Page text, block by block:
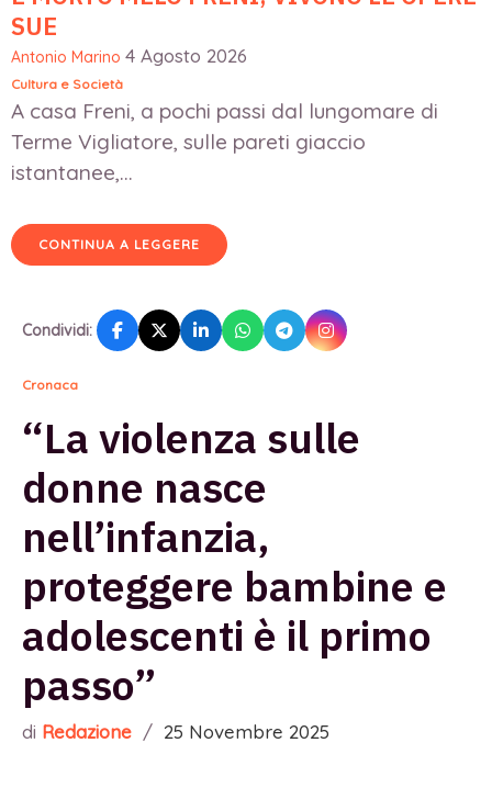
SUE
Antonio Marino 4 Agosto 2026
Cultura e Società
A casa Freni, a pochi passi dal lungomare di
Terme Vigliatore, sulle pareti giaccio
istantanee,...
CONTINUA A LEGGERE
Condividi:
Cronaca
“La violenza sulle
donne nasce
nell’infanzia,
proteggere bambine e
adolescenti è il primo
passo”
di Redazione / 25 Novembre 2025